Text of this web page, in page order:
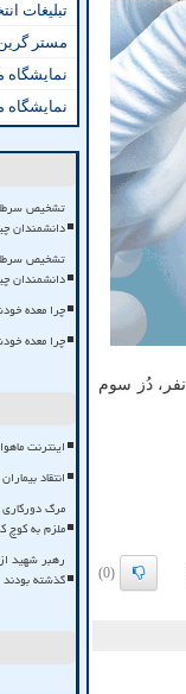
همچنین تا کنون ۵۹ میلیون و ۹۵۸ هزار و ۹۵۰ نفر دُز اول، ۵۲ میلیون و ۲۶۰ هزار و ۲۷۶ نفر دُز دوم و ۸ میلیون و ۷۵۲ هزار و ۱۸ نفر، دُز سوم
(0)
تبلیغات
مستر
دانشمندان
دانشمندان
چرا معده
چرا معده
اینترنت
انتقاد
مرگ دورکاری
ملزم به کوچ
رهبر شهید
گذشته بودند